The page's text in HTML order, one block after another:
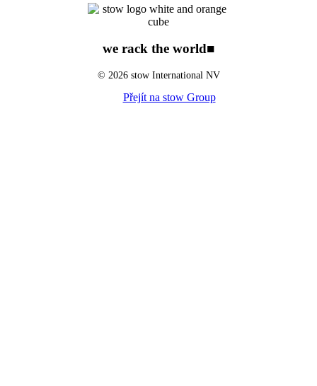
we rack the world■
© 2026 stow International NV
Přejít na stow Group